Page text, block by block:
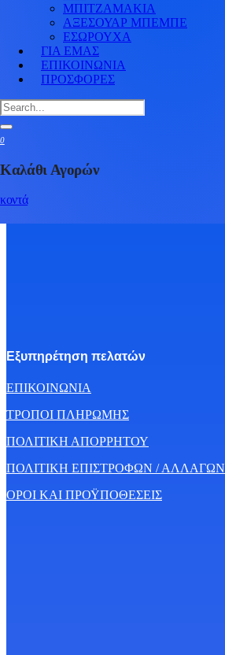
ΜΠΙΤΖΑΜΑΚΙΑ
ΑΞΕΣΟΥΑΡ ΜΠΕΜΠΕ
ΕΣΩΡΟΥΧΑ
ΓΙΑ ΕΜΑΣ
ΕΠΙΚΟΙΝΩΝΙΑ
ΠΡΟΣΦΟΡΕΣ
0
Καλάθι Αγορών
κοντά
Εξυπηρέτηση πελατών
ΕΠΙΚΟΙΝΩΝΙΑ
ΤΡΟΠΟΙ ΠΛΗΡΩΜΗΣ
ΠΟΛΙΤΙΚΗ ΑΠΟΡΡΗΤΟΥ
ΠΟΛΙΤΙΚΗ ΕΠΙΣΤΡΟΦΩΝ / ΑΛΛΑΓΩΝ
ΟΡΟΙ ΚΑΙ ΠΡΟΫΠΟΘΕΣΕΙΣ